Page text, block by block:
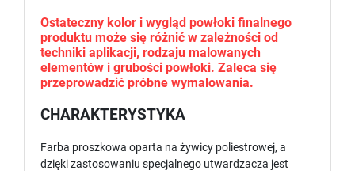
Ostateczny kolor i wygląd powłoki finalnego
produktu może się różnić w zależności od
techniki aplikacji, rodzaju malowanych
elementów i grubości powłoki. Zaleca się
przeprowadzić próbne wymalowania.
CHARAKTERYSTYKA
Farba proszkowa oparta na żywicy poliestrowej, a
dzięki zastosowaniu specjalnego utwardzacza jest